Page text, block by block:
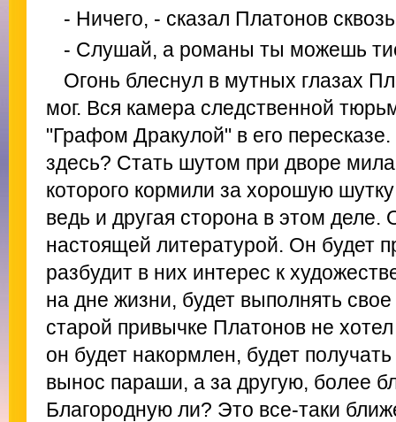
- Ничего, - сказал Платонов
- Слушай, а романы ты можешь
Огонь блеснул в мутных глазах
мог. Вся камера следственной
"Графом Дракулой" в его
здесь? Стать шутом при дворе
которого кормили за хорошую
ведь и другая сторона в этом деле.
настоящей литературой. Он будет
разбудит в них интерес к
на дне жизни, будет выполнять
старой привычке Платонов не
он будет накормлен, будет
вынос параши, а за другую, более
Благородную ли? Это все-таки